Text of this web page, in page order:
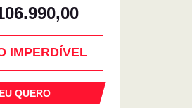
IMPERDÍVEL
EU QUERO